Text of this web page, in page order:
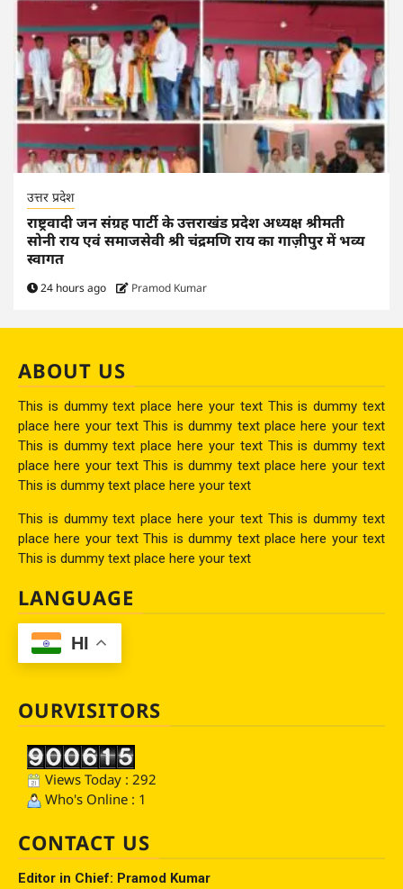
उत्तर प्रदेश
राष्ट्रवादी जन संग्रह पार्टी के उत्तराखंड प्रदेश अध्यक्ष श्रीमती
सोनी राय एवं समाजसेवी श्री चंद्रमणि राय का गाज़ीपुर में भव्य
स्वागत
24 hours ago Pramod Kumar
ABOUT US
This is dummy text place here your text This is dummy text
place here your text This is dummy text place here your text
This is dummy text place here your text This is dummy text
place here your text This is dummy text place here your text
This is dummy text place here your text
This is dummy text place here your text This is dummy text
place here your text This is dummy text place here your text
This is dummy text place here your text
LANGUAGE
HI
OURVISITORS
Views Today : 292
Who's Online : 1
CONTACT US
Editor in Chief: Pramod Kumar